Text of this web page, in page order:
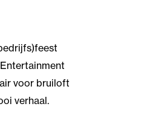
voor bruiloft
verhaal.